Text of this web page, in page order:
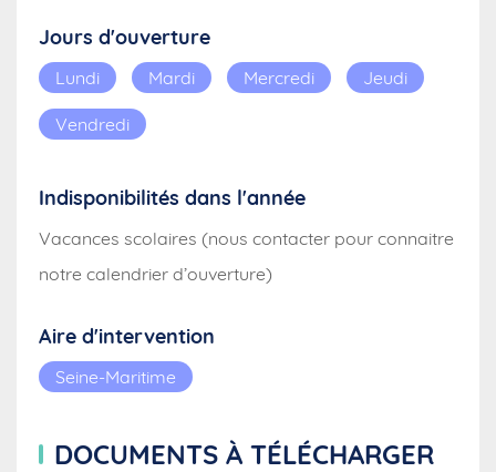
Jours d'ouverture
Lundi Mardi Mercredi Jeudi
Vendredi
Indisponibilités dans l'année
Vacances scolaires (nous contacter pour connaitre
notre calendrier d’ouverture)
Aire d'intervention
Seine-Maritime
DOCUMENTS À TÉLÉCHARGER